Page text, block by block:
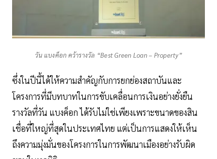
วัน แบงค็อก คว้ารางวัล “Best Green Loan – Property”
ซึ่งในปีนี้ได้ให้ความสำคัญกับการยกย่องสถาบันและ
โครงการที่มีบทบาทในการขับเคลื่อนการเงินอย่างยั่งยืน
รางวัลที่วัน แบงค็อก ได้รับไม่ใช่เพียงเพราะขนาดของสิน
เชื่อที่ใหญ่ที่สุดในประเทศไทย แต่เป็นการแสดงให้เห็น
ถึงความมุ่งมั่นของโครงการในการพัฒนาเมืองอย่างรับผิด